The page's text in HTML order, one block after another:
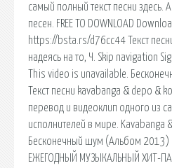
самый полный текст песни здесь.
песен. FREE TO DOWNLOAD
https://bsta.rs/d76cc44 Текст
надеясь на то, Ч. Skip navigation
This video is unavailable.
Текст песни kavabanga & depo &
перевод и видеоклип одного из
исполнителей в мире. Kavabanga
Бесконечный шум (Альбом
ЕЖЕГОДНЫЙ МУЗЫКАЛЬНЫЙ ХИТ-